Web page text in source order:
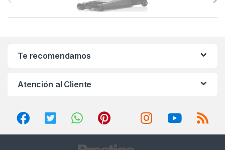
Te recomendamos
Atención al Cliente